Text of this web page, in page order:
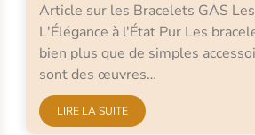
Article sur les Bracelets GAS
L'Élégance à l'État Pur Les
bien plus que de simples
sont des œuvres…
LIRE LA SUITE